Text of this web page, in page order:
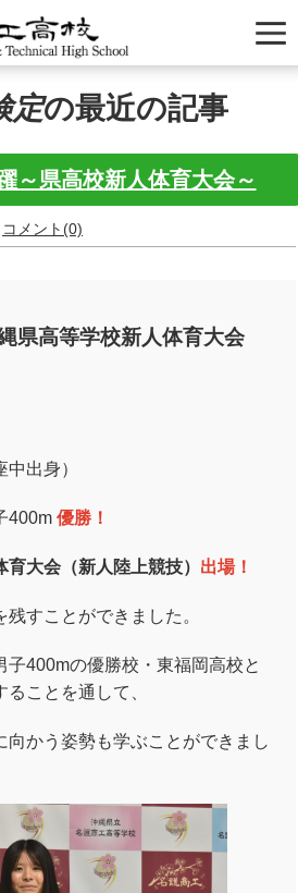
定の最近の記事
～県高校新人体育大会～
コメント(0)
縄県高等学校新人体育大会
出身）
400m 優勝！
大会（新人陸上競技） 出場！
すことができました。
子400mの優勝校・東福岡高校と
ことを通して、
向かう姿勢も学ぶことができまし